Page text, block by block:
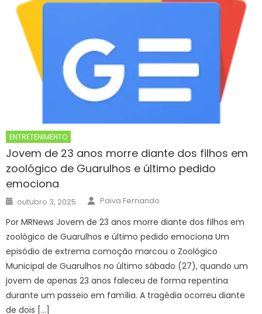
ENTRETENIMENTO
Jovem de 23 anos morre diante dos filhos em
zoológico de Guarulhos e último pedido
emociona
Posted
on
outubro 3, 2025 Author
Paiva Fernando
Por MRNews Jovem de 23 anos morre diante dos filhos em
zoológico de Guarulhos e último pedido emociona Um
episódio de extrema comoção marcou o Zoológico
Municipal de Guarulhos no último sábado (27), quando um
jovem de apenas 23 anos faleceu de forma repentina
durante um passeio em família. A tragédia ocorreu diante
de dois […]